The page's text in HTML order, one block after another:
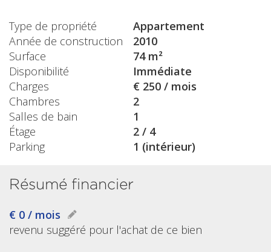
Type de propriété
Appartement
Année de construction
2010
Surface
74 m²
Disponibilité
Immédiate
Charges
€ 250 / mois
Chambres
2
Salles de bain
1
Étage
2 / 4
Parking
1 (intérieur)
Résumé financier
€ 0 / mois
revenu suggéré pour l'achat de ce bien